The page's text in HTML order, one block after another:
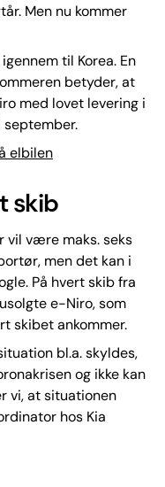
Men nu kommer
til Korea. En
betyder, at
med lovet levering i
elbilen
skib
vil være maks. seks
men det kan i
På hvert skib fra
e-Niro, som
skibet ankommer.
bl.a. skyldes,
og ikke kan
vi, at situationen
hos Kia